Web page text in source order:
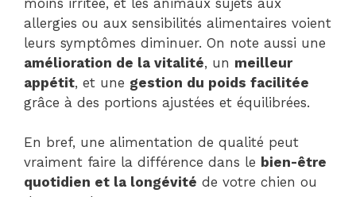
allergies ou aux sensibilités alimentaires voient
leurs symptômes diminuer. On note aussi une
amélioration de la vitalité, un meilleur
appétit, et une gestion du poids facilitée
grâce à des portions ajustées et équilibrées.
En bref, une alimentation de qualité peut
vraiment faire la différence dans le bien-être
quotidien et la longévité de votre chien ou